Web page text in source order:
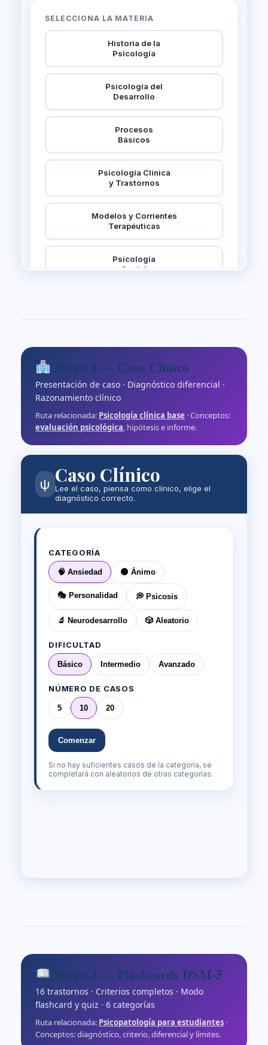
Juego 2 — Caso Clínico
Presentación de caso · Diagnóstico diferencial ·
Razonamiento clínico
Ruta relacionada: Psicología clínica base · Conceptos:
evaluación psicológica, hipótesis e informe.
Juego 3 — Flashcards DSM-5
16 trastornos · Criterios completos · Modo
flashcard y quiz · 6 categorías
Ruta relacionada: Psicopatología para estudiantes ·
Conceptos: diagnóstico, criterio, diferencial y límites.